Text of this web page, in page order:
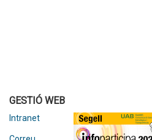
GESTIÓ WEB
Intranet